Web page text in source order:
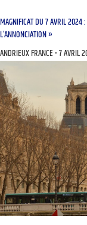
MAGNIFICAT DU 7 AVRIL 2024
L’ANNONCIATION »
ANDRIEUX FRANCE 7 AVRIL